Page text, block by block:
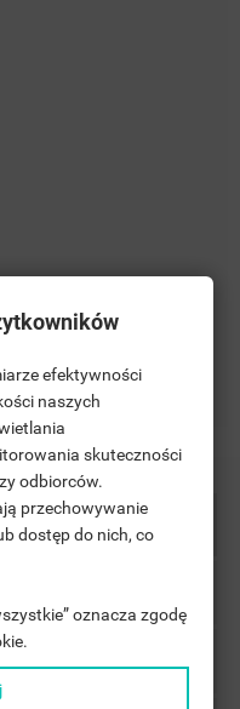
ARTIKEL IHRER
((LOGINTEXT))
efektywności
naszych
skuteczności
odbiorców.
przechowywanie
dostęp do nich, co
oznacza zgodę